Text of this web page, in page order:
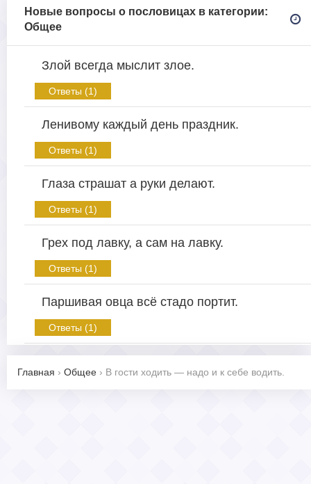
Новые вопросы о пословицах в категории:
Общее
Злой всегда мыслит злое.
Ответы (1)
Ленивому каждый день праздник.
Ответы (1)
Глаза страшат а руки делают.
Ответы (1)
Грех под лавку, а сам на лавку.
Ответы (1)
Паршивая овца всё стадо портит.
Ответы (1)
Главная › Общее › В гости ходить — надо и к себе водить.